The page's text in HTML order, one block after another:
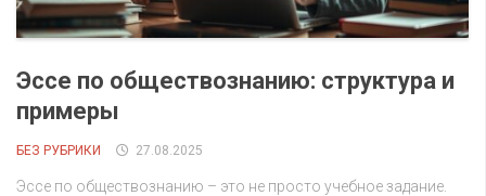
Эссе по обществознанию: структура и
примеры
БЕЗ РУБРИКИ 27.08.2025
Эссе по обществознанию – это не просто учебное задание.